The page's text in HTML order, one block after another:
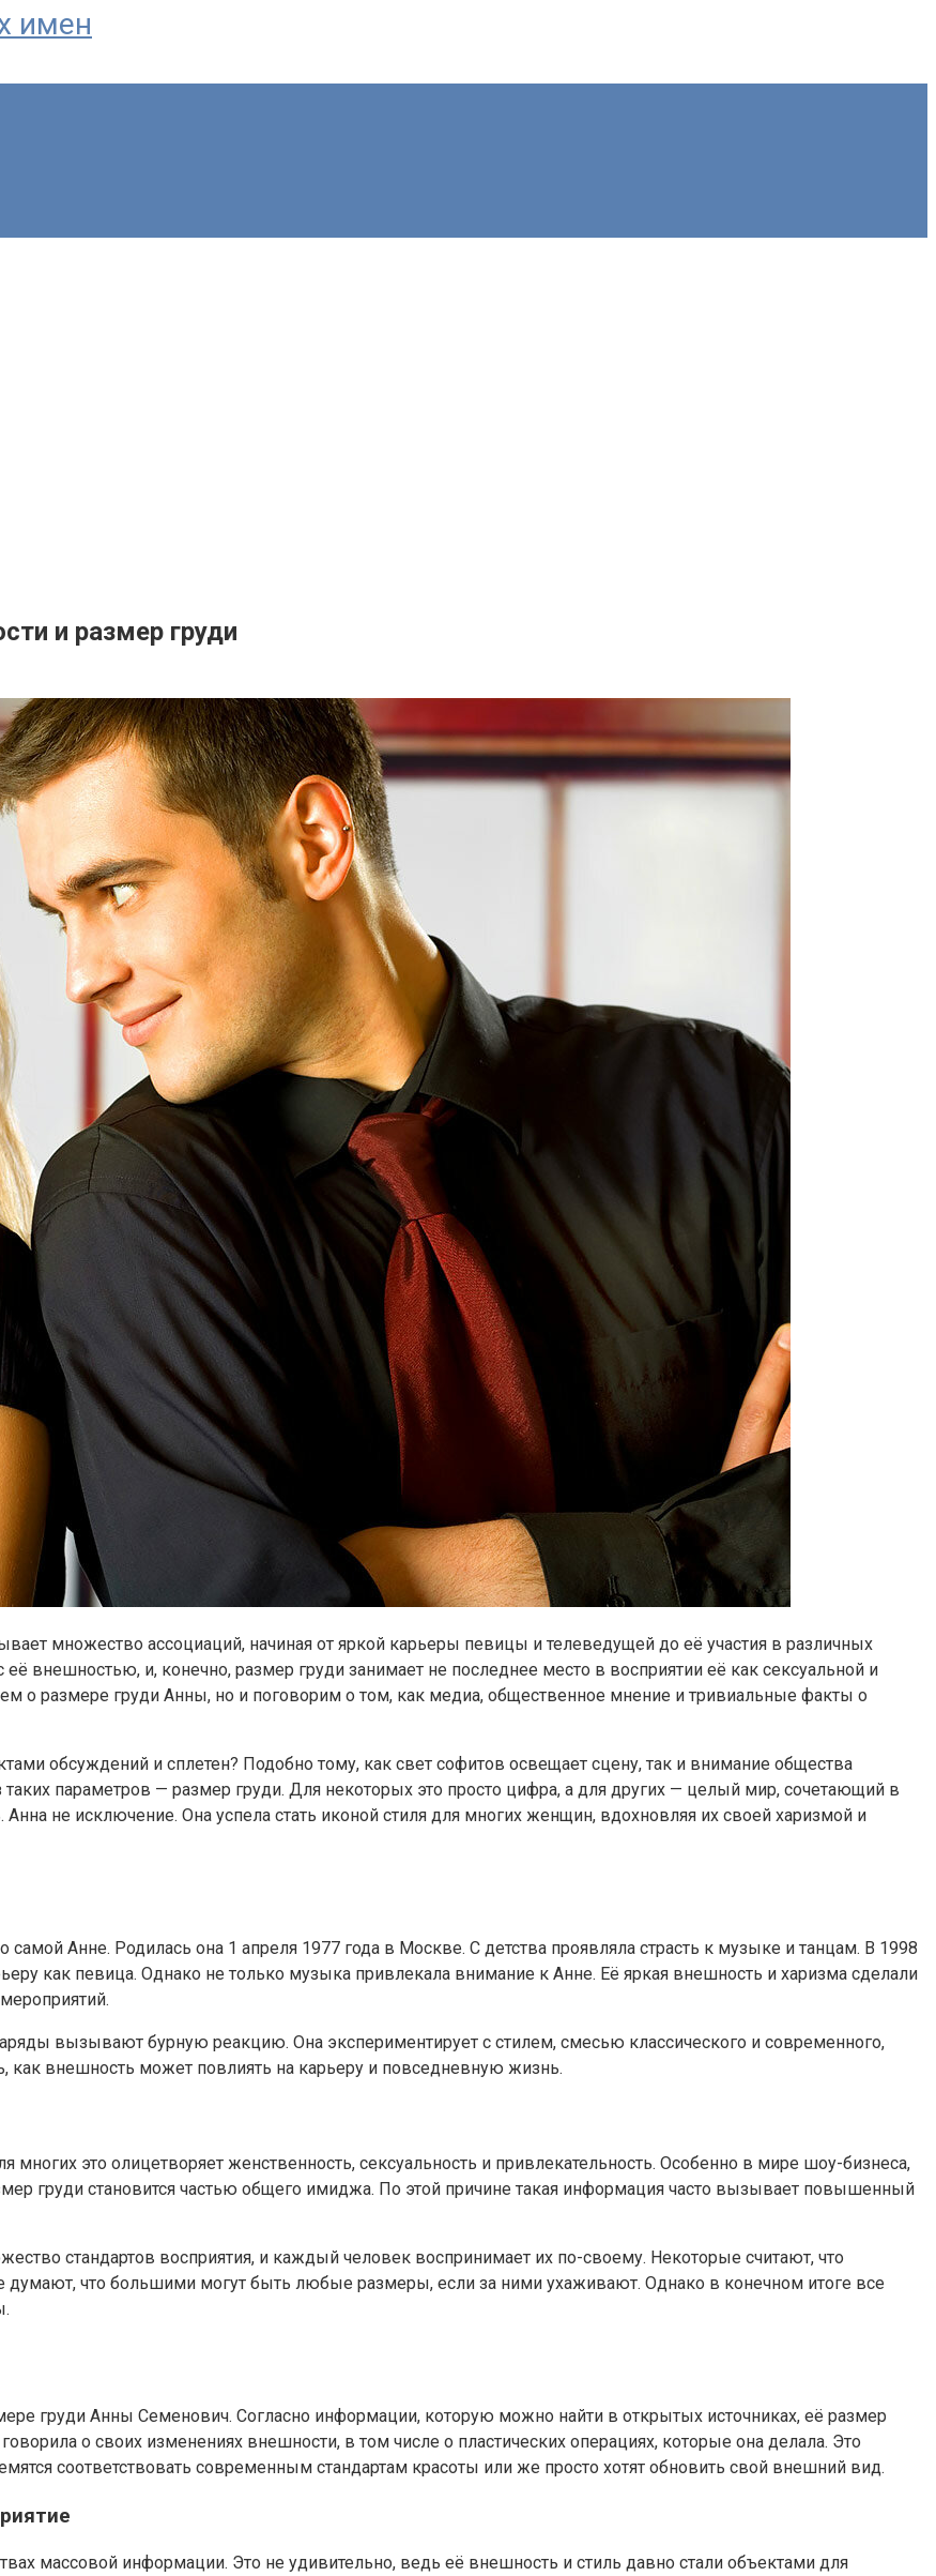
имен
и размер груди
множество ассоциаций, начиная от яркой карьеры певицы и телеведущей до её участия в различных
внешностью, и, конечно, размер груди занимает не последнее место в восприятии её как сексуальной и
о размере груди Анны, но и поговорим о том, как медиа, общественное мнение и тривиальные факты о
обсуждений и сплетен? Подобно тому, как свет софитов освещает сцену, так и внимание общества
параметров — размер груди. Для некоторых это просто цифра, а для других — целый мир, сочетающий в
не исключение. Она успела стать иконой стиля для многих женщин, вдохновляя их своей харизмой и
Анне. Родилась она 1 апреля 1977 года в Москве. С детства проявляла страсть к музыке и танцам. В 1998
как певица. Однако не только музыка привлекала внимание к Анне. Её яркая внешность и харизма сделали
вызывают бурную реакцию. Она экспериментирует с стилем, смесью классического и современного,
внешность может повлиять на карьеру и повседневную жизнь.
это олицетворяет женственность, сексуальность и привлекательность. Особенно в мире шоу-бизнеса,
груди становится частью общего имиджа. По этой причине такая информация часто вызывает повышенный
стандартов восприятия, и каждый человек воспринимает их по-своему. Некоторые считают, что
что большими могут быть любые размеры, если за ними ухаживают. Однако в конечном итоге все
груди Анны Семенович. Согласно информации, которую можно найти в открытых источниках, её размер
о своих изменениях внешности, в том числе о пластических операциях, которые она делала. Это
соответствовать современным стандартам красоты или же просто хотят обновить свой внешний вид.
массовой информации. Это не удивительно, ведь её внешность и стиль давно стали объектами для